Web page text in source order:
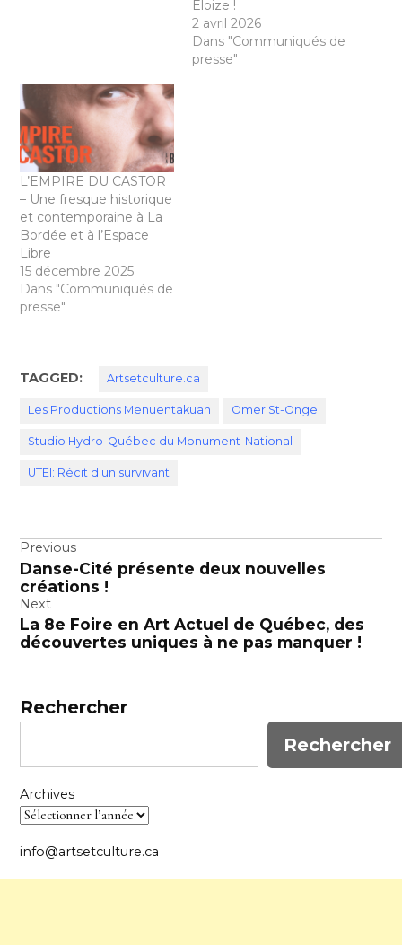
Éloize !
2 avril 2026
Dans "Communiqués de
presse"
L’EMPIRE DU CASTOR
– Une fresque historique
et contemporaine à La
Bordée et à l’Espace
Libre
15 décembre 2025
Dans "Communiqués de
presse"
TAGGED: Artsetculture.ca
Les Productions Menuentakuan Omer St-Onge
Studio Hydro-Québec du Monument-National
UTEI: Récit d'un survivant
Navigation
de
l’article
Previous
Danse-Cité présente deux nouvelles
créations !
Next
La 8e Foire en Art Actuel de Québec, des
découvertes uniques à ne pas manquer !
Rechercher
Rechercher
Archives
info@artsetculture.ca